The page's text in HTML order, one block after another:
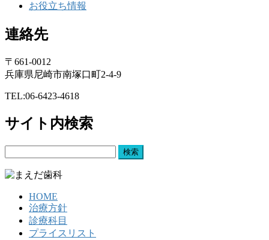
お役立ち情報
連絡先
〒661-0012
兵庫県尼崎市南塚口町2-4-9
TEL:06-6423-4618
サイト内検索
HOME
治療方針
診療科目
プライスリスト